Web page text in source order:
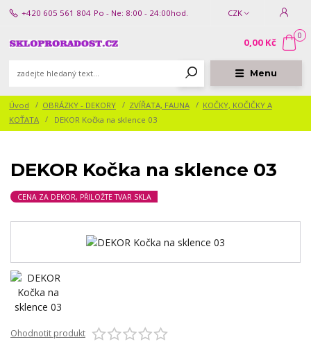
Menu
CZK
+420 605 561 804 Po - Ne: 8:00 - 24:00hod.
0
0,00 Kč
Úvod OBRÁZKY - DEKORY ZVÍŘATA, FAUNA
KOČKY, KOČIČKY A
KOŤATA
DEKOR Kočka na sklence 03
DEKOR Kočka na sklence 03
CENA ZA DEKOR, PŘILOŽTE TVAR SKLA
Ohodnotit produkt